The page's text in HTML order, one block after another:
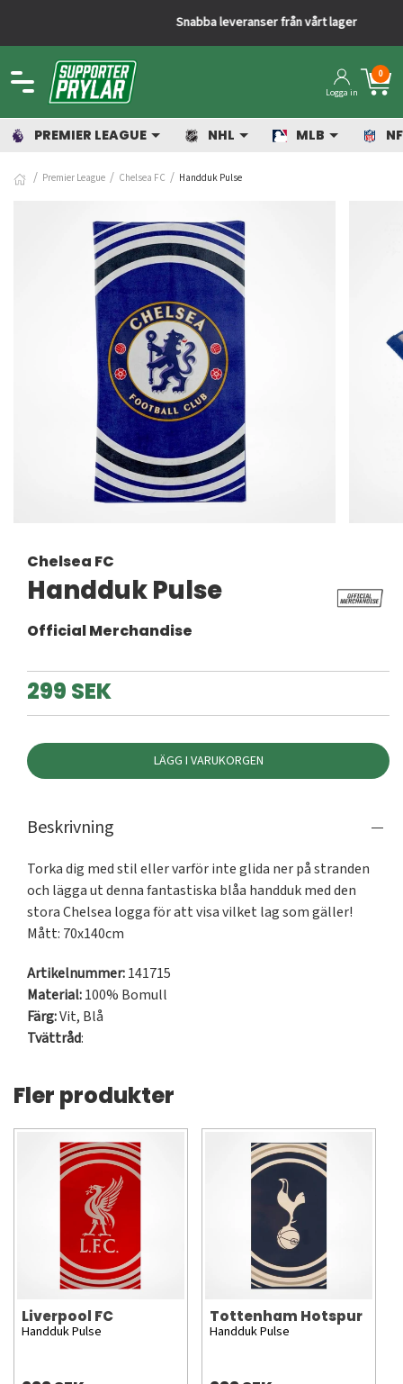
Snabba leveranser från vårt lager
Logga in
0
PREMIER LEAGUE NHL MLB
Premier League Chelsea FC Handduk Pulse
Chelsea FC
Handduk Pulse
Official Merchandise
299 SEK
LÄGG I VARUKORGEN
Beskrivning
Torka dig med stil eller varför inte glida ner på stranden
och lägga ut denna fantastiska blåa handduk med den
stora Chelsea logga för att visa vilket lag som gäller!
Mått: 70x140cm
Artikelnummer:141715
Material:100% Bomull
Färg:Vit, Blå
Tvättråd:
Fler produkter
Liverpool FC
Handduk Pulse
Tottenham Hotspur
Handduk Pulse